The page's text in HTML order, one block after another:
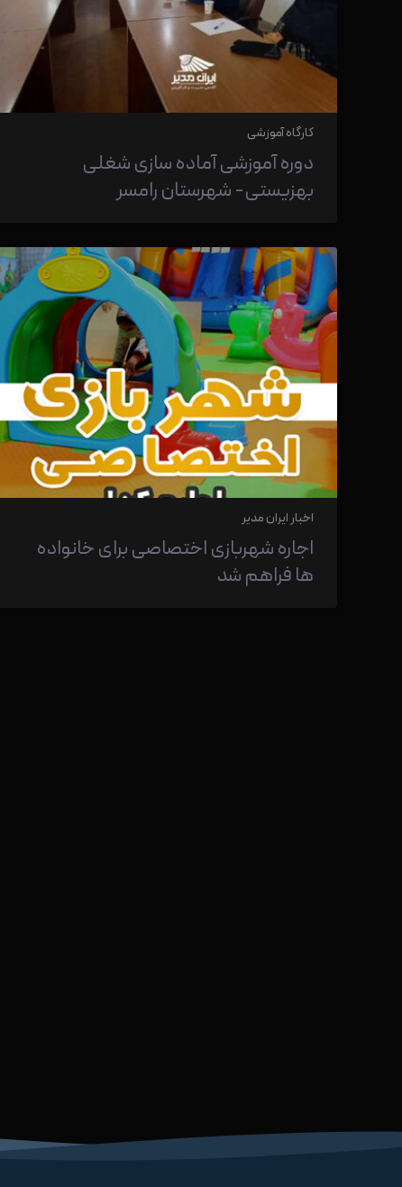
کارگاه آموزشی
دوره آموزشی آماده سازی شغلی
بهزیستی- شهرستان رامسر
اخبار ایران مدیر
اجاره شهربازی اختصاصی برای خانواده
ها فراهم شد